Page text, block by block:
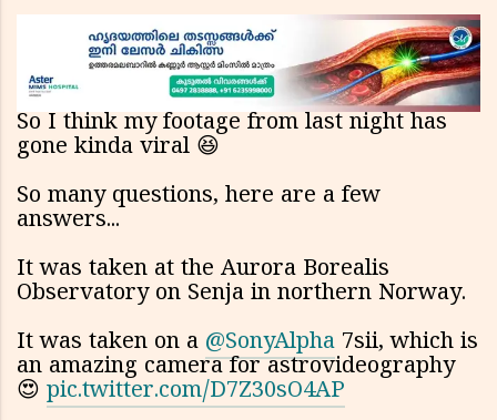
So I think my footage from last night has
gone kinda viral 😆
So many questions, here are a few
answers...
It was taken at the Aurora Borealis
Observatory on Senja in northern Norway.
It was taken on a @SonyAlpha 7sii, which is
an amazing camera for astrovideography
😍 pic.twitter.com/D7Z30sO4AP